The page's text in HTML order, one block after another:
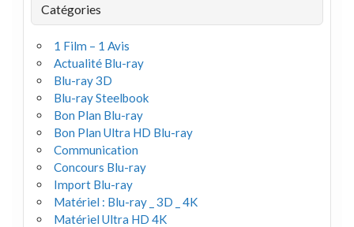
Catégories
1 Film – 1 Avis
Actualité Blu-ray
Blu-ray 3D
Blu-ray Steelbook
Bon Plan Blu-ray
Bon Plan Ultra HD Blu-ray
Communication
Concours Blu-ray
Import Blu-ray
Matériel : Blu-ray _ 3D _ 4K
Matériel Ultra HD 4K